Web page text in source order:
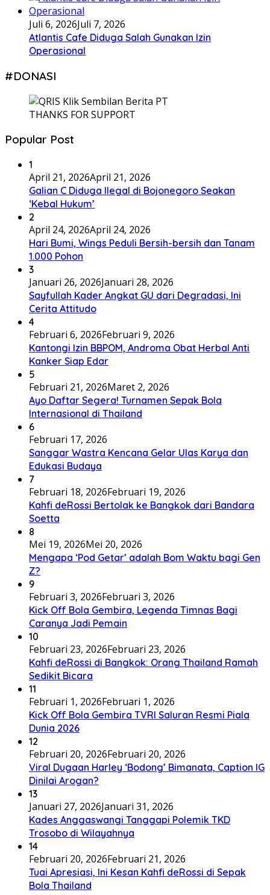
Juli 6, 2026Juli 7, 2026
Atlantis Cafe Diduga Salah Gunakan Izin
Operasional
#DONASI
THANKS FOR SUPPORT
Popular Post
1
April 21, 2026April 21, 2026
Galian C Diduga Ilegal di Bojonegoro Seakan
‘Kebal Hukum’
2
April 24, 2026April 24, 2026
Hari Bumi, Wings Peduli Bersih-bersih dan Tanam
1.000 Pohon
3
Januari 26, 2026Januari 28, 2026
Sayfullah Kader Angkat GU dari Degradasi, Ini
Cerita Attitudo
4
Februari 6, 2026Februari 9, 2026
Kantongi Izin BBPOM, Androma Obat Herbal Anti
Kanker Siap Edar
5
Februari 21, 2026Maret 2, 2026
Ayo Daftar Segera! Turnamen Sepak Bola
Internasional di Thailand
6
Februari 17, 2026
Sanggar Wastra Kencana Gelar Ulas Karya dan
Edukasi Budaya
7
Februari 18, 2026Februari 19, 2026
Kahfi deRossi Bertolak ke Bangkok dari Bandara
Soetta
8
Mei 19, 2026Mei 20, 2026
Mengapa ‘Pod Getar’ adalah Bom Waktu bagi Gen
Z?
9
Februari 3, 2026Februari 3, 2026
Kick Off Bola Gembira, Legenda Timnas Bagi
Caranya Jadi Pemain
10
Februari 23, 2026Februari 23, 2026
Kahfi deRossi di Bangkok: Orang Thailand Ramah
Sedikit Bicara
11
Februari 1, 2026Februari 1, 2026
Kick Off Bola Gembira TVRI Saluran Resmi Piala
Dunia 2026
12
Februari 20, 2026Februari 20, 2026
Viral Dugaan Harley ‘Bodong’ Bimanata, Caption IG
Dinilai Arogan?
13
Januari 27, 2026Januari 31, 2026
Kades Anggaswangi Tanggapi Polemik TKD
Trosobo di Wilayahnya
14
Februari 20, 2026Februari 21, 2026
Tuai Apresiasi, Ini Kesan Kahfi deRossi di Sepak
Bola Thailand